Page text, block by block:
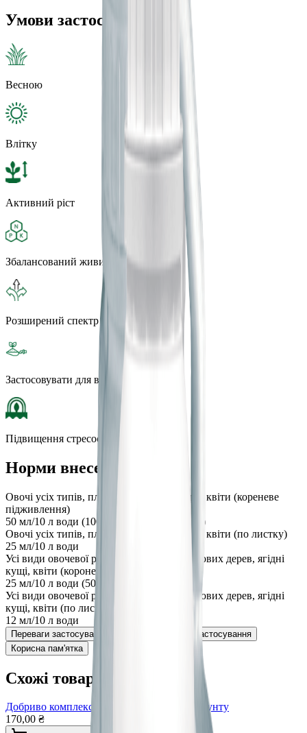
Умови застосування
Весною
Влiтку
Активний ріст
Збалансований живильний комплекс
Розширений спектр дії
Застосовувати для всіх видів ґрунтів
Підвищення стресостійкості
Норми внесення
Овочі усіх типів, плодові, ягідні культури, квіти (кореневе
підживлення)
50 мл/10 л води (100 мл розчину /рослину)
Овочі усіх типів, плодові, ягідні культури, квіти (по листку)
25 мл/10 л води
Усі види овочевої розсади, саджанці плодових дерев, ягідні
кущі, квіти (короневе підживлення)
25 мл/10 л води (50 мл розчину /рослину)
Усі види овочевої розсади, саджанці плодових дерев, ягідні
кущі, квіти (по листку)
12 мл/10 л води
Переваги застосування
Спосіб та періоди застосування
Корисна пам'ятка
Схожі товари
Добриво комплексне для гідропоніки та грунту
170,00 ₴